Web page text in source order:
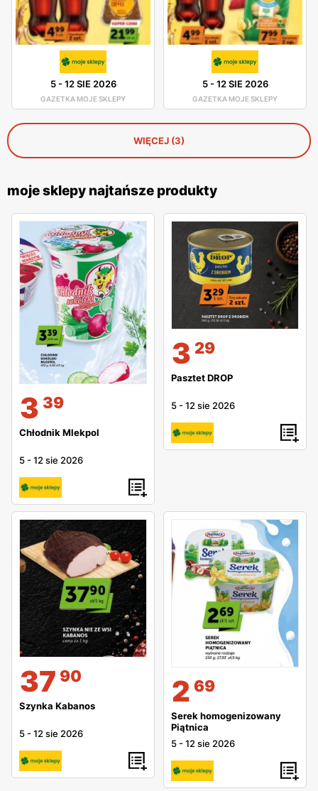
5-12 SIE 2026
GAZETKA MOJE SKLEPY
5-12 SIE 2026
GAZETKA MOJE SKLEPY
WIĘCEJ (3)
moje sklepy najtańsze produkty
3 39
Chłodnik Mlekpol
5 -12 sie 2026
3 29
Pasztet DROP
5 -12 sie 2026
37 90
Szynka Kabanos
5 -12 sie 2026
2 69
Serek homogenizowany
Piątnica
5 -12 sie 2026